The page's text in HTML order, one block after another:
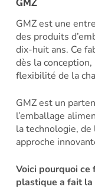
GMZ
GMZ est une
des produits
dix-huit ans. Ce
dès la
flexibilité de la
GMZ est un
l’emballage
la technologie, de
approche
Voici pourquoi
plastique a fait la